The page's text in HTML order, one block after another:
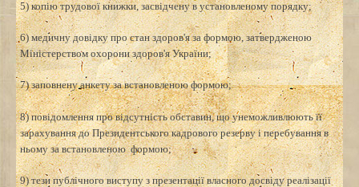
5) копію трудової книжки, засвідчену в установленому порядку;
6) медичну довідку про стан здоров'я за формою, затвердженою
Міністерством охорони здоров'я України;
7) заповнену анкету за встановленою формою;
8) повідомлення про відсутність обставин, що унеможливлюють її
зарахування до Президентського кадрового резерву і перебування в
ньому за встановленою формою;
9) тези публічного виступу з презентації власного досвіду реалізації